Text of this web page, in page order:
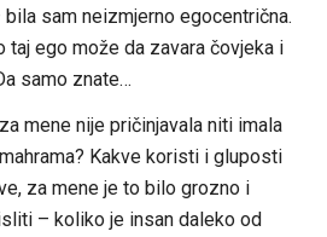
sam neizmjerno egocentrična.
taj ego može da zavara čovjeka i
samo znate…
mene nije pričinjavala niti imala
Kakve koristi i gluposti
za mene je to bilo grozno i
– koliko je insan daleko od